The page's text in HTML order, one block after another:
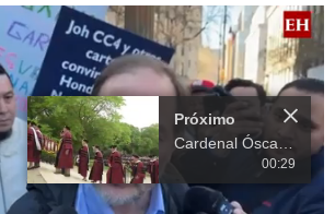
Próximo
00:29